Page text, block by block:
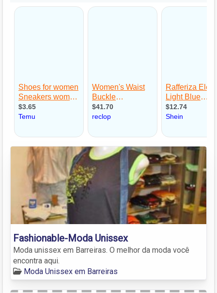
Fashionable-Moda Unissex
Moda unissex em Barreiras. O melhor da moda você
encontra aqui.
Moda Unissex em Barreiras